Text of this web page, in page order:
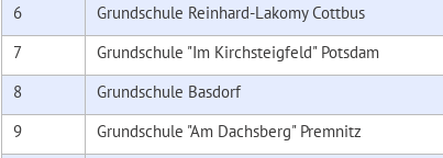
6
Grundschule Reinhard-Lakomy Cottbus
7
Grundschule "Im Kirchsteigfeld" Potsdam
8
Grundschule Basdorf
9
Grundschule "Am Dachsberg" Premnitz